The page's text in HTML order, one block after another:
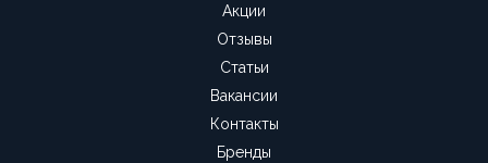
Акции
Отзывы
Статьи
Вакансии
Контакты
Бренды